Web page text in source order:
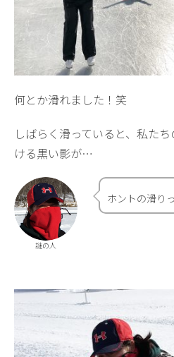
何とか滑れました！笑
しばらく滑っていると、私た
ける黒い影が…
謎の人
ホントの滑り